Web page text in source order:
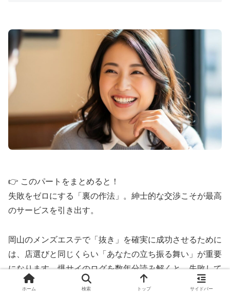
👉 このパートをまとめると！
失敗をゼロにする「裏の作法」。紳士的な交渉こそが最高
のサービスを引き出す。
岡山のメンズエステで「抜き」を確実に成功させるために
は、店選びと同じくらい「あなたの立ち振る舞い」が重要
になります。爆サイのログを数年分読み解くと、失敗して
いる人の共通点が見えてくるんです。
ホーム 検索 トップ サイドバー